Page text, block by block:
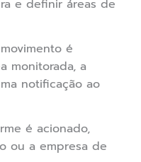
e definir áreas de
é
monitorada, a
notificação ao
é acionado,
ou a empresa de